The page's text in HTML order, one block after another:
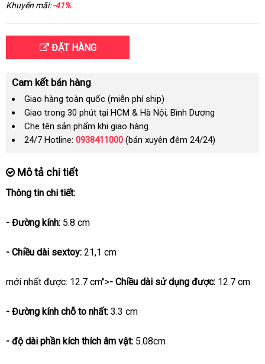
Khuyến mãi:-41%
ĐẶT HÀNG
Cam kết bán hàng
Giao hàng toàn quốc (miễn phí ship)
Giao trong 30 phút tại HCM & Hà Nội, Bình Dương
Che tên sản phẩm khi giao hàng
24/7 Hotline: 0938411000 (bán xuyên đêm 24/24)
Mô tả chi tiết
Thông tin chi tiết:
- Đường kính: 5.8 cm
- Chiều dài sextoy: 21,1 cm
mới nhất được: 12.7 cm">- Chiều dài sử dụng chiết
được: 12.7 cm
- Đường kính chỗ to nhất: 3.3 cm
- độ dài phần kích thích âm vật: 5.08cm